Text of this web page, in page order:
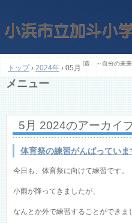
加斗小学校教育目標「未来創造 ～自分の未
人材の育成～」
メニュー
テ
ツ
へ
ス
トップ › 2024年 › 05月
5月 2024のアーカイ
体育祭の練習がんばっていま
今日も、体育祭に向けて練習です。
小雨が降ってきましたが、
なんとか外で練習することができま